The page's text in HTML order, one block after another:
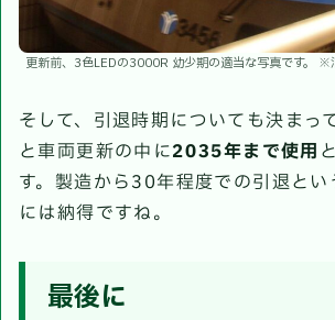
更新前、3色LEDの3000R 幼少期の適当な写真です。 ※
そして、引退時期についても決まっ
と車両更新の中に2035年まで使用
す。製造から30年程度での引退とい
には納得ですね。
最後に